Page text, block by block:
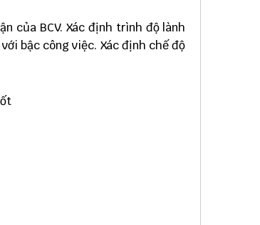
của BCV. Xác định trình độ lành
bậc công việc. Xác định chế độ